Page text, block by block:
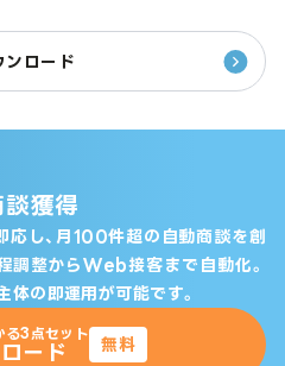
ンロード
談獲得
応し、月100件超の自動商談を創
調整からWeb接客まで自動化。
体の即運用が可能です。
る3点セット
ード 無料